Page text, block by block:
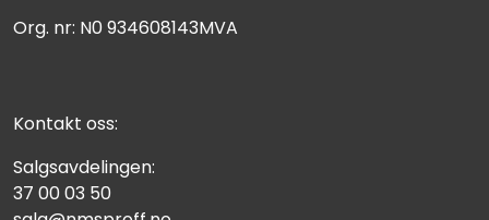
Org. nr: N0 934608143MVA
Kontakt oss:
Salgsavdelingen:
37 00 03 50